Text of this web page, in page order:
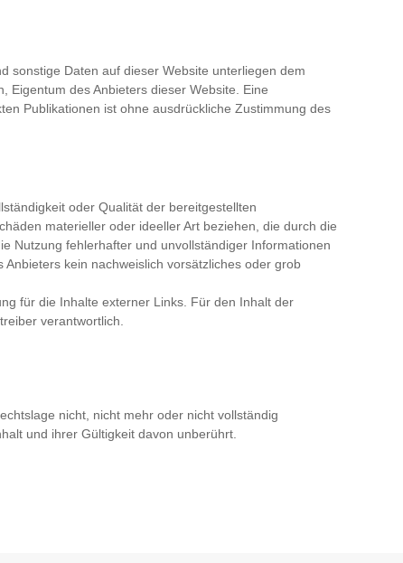
sonstige Daten auf dieser Website unterliegen dem
Eigentum des Anbieters dieser Website. Eine
Publikationen ist ohne ausdrückliche Zustimmung des
oder Qualität der bereitgestellten
materieller oder ideeller Art beziehen, die durch die
Nutzung fehlerhafter und unvollständiger Informationen
kein nachweislich vorsätzliches oder grob
für die Inhalte externer Links. Für den Inhalt der
verantwortlich.
nicht, nicht mehr oder nicht vollständig
und ihrer Gültigkeit davon unberührt.